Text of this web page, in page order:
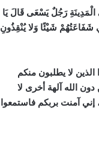
رَجُلٌ يَسْعَى قَالَ يَا
شَفَاعَتُهُمْ شَيْئًا وَلا يُنْقِذُونِ
لا يطلبون منكم
الله آلهة أخرى لا
آمنت بربكم فاستمعوا